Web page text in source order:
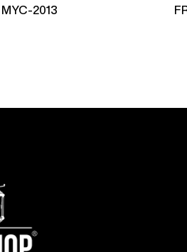
FRİSEUR BEDİENPLÄTZE MYC-2013